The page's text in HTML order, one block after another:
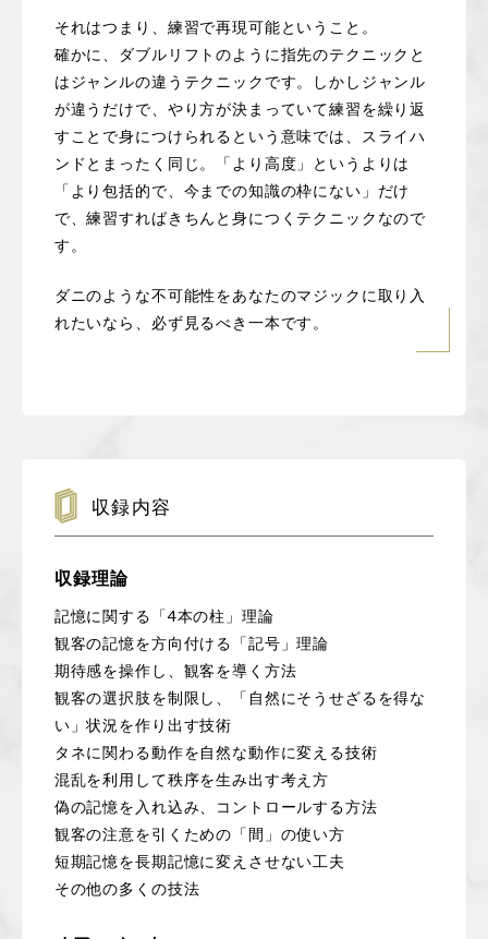
それはつまり、練習で再現可能ということ。
確かに、ダブルリフトのように指先のテクニックと
はジャンルの違うテクニックです。しかしジャンル
が違うだけで、やり方が決まっていて練習を繰り返
すことで身につけられるという意味では、スライハ
ンドとまったく同じ。「より高度」というよりは
「より包括的で、今までの知識の枠にない」だけ
で、練習すればきちんと身につくテクニックなので
す。
ダニのような不可能性をあなたのマジックに取り入
れたいなら、必ず見るべき一本です。
収録内容
収録理論
記憶に関する「4本の柱」理論
観客の記憶を方向付ける「記号」理論
期待感を操作し、観客を導く方法
観客の選択肢を制限し、「自然にそうせざるを得な
い」状況を作り出す技術
タネに関わる動作を自然な動作に変える技術
混乱を利用して秩序を生み出す考え方
偽の記憶を入れ込み、コントロールする方法
観客の注意を引くための「間」の使い方
短期記憶を長期記憶に変えさせない工夫
その他の多くの技法